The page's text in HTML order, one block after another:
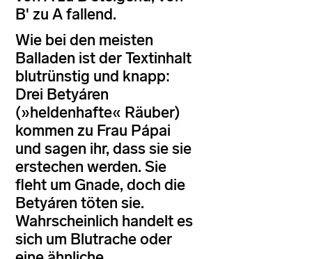
B' zu A fallend.
Wie bei den meisten
Balladen ist der Textinhalt
blutrünstig und knapp:
Drei Betyáren
(»heldenhafte« Räuber)
kommen zu Frau Pápai
und sagen ihr, dass sie sie
erstechen werden. Sie
fleht um Gnade, doch die
Betyáren töten sie.
Wahrscheinlich handelt es
sich um Blutrache oder